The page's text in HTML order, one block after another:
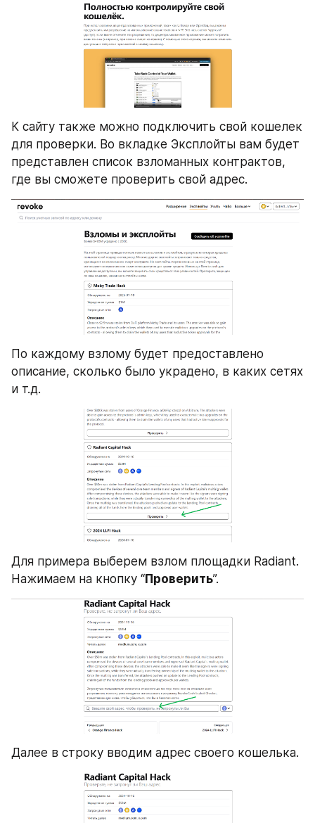
К сайту также можно подключить свой кошелек
для проверки. Во вкладке Эксплойты вам будет
представлен список взломанных контрактов,
где вы сможете проверить свой адрес.
По каждому взлому будет предоставлено
описание, сколько было украдено, в каких сетях
и т.д.
Для примера выберем взлом площадки Radiant.
Нажимаем на кнопку “Проверить”.
Далее в строку вводим адрес своего кошелька.